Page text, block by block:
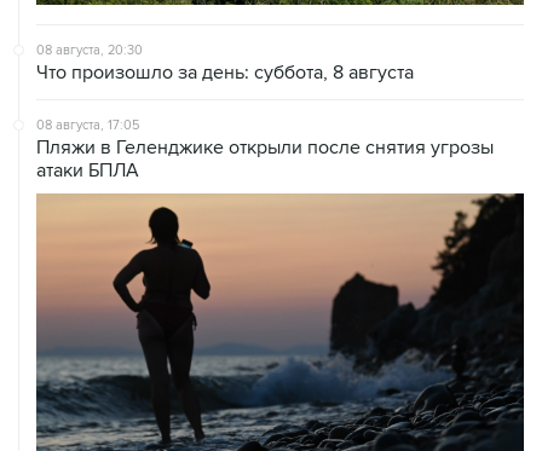
08 августа, 20:30
Что произошло за день: суббота, 8 августа
08 августа, 17:05
Пляжи в Геленджике открыли после снятия угрозы
атаки БПЛА